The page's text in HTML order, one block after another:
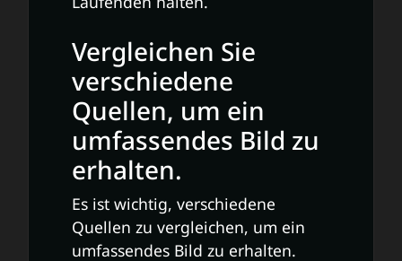
Vergleichen Sie
verschiedene
Quellen, um ein
umfassendes Bild zu
erhalten.
Es ist wichtig, verschiedene
Quellen zu vergleichen, um ein
umfassendes Bild zu erhalten.